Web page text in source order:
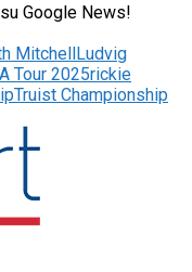
Google News!
MitchellLudvig
Tour 2025rickie
Truist Championship